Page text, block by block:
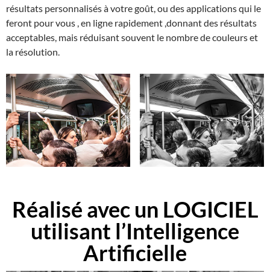
résultats personnalisés à votre goût, ou des applications qui le
feront pour vous , en ligne rapidement ,donnant des résultats
acceptables, mais réduisant souvent le nombre de couleurs et
la résolution.
Réalisé avec un LOGICIEL
utilisant l’Intelligence
Artificielle